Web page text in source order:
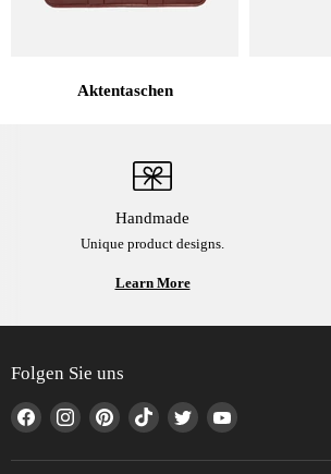
Aktentaschen
Handmade
Unique product designs.
Learn More
Folgen Sie uns
Finden
Sie
uns
Finden
Sie
uns
Finden
Sie
uns
Finden
Sie
uns
Finden
Sie
uns
Finden
uns